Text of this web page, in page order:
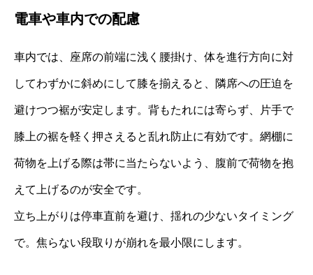
電車や車内での配慮
車内では、座席の前端に浅く腰掛け、体を進行方向に対
してわずかに斜めにして膝を揃えると、隣席への圧迫を
避けつつ裾が安定します。背もたれには寄らず、片手で
膝上の裾を軽く押さえると乱れ防止に有効です。網棚に
荷物を上げる際は帯に当たらないよう、腹前で荷物を抱
えて上げるのが安全です。
立ち上がりは停車直前を避け、揺れの少ないタイミング
で。焦らない段取りが崩れを最小限にします。